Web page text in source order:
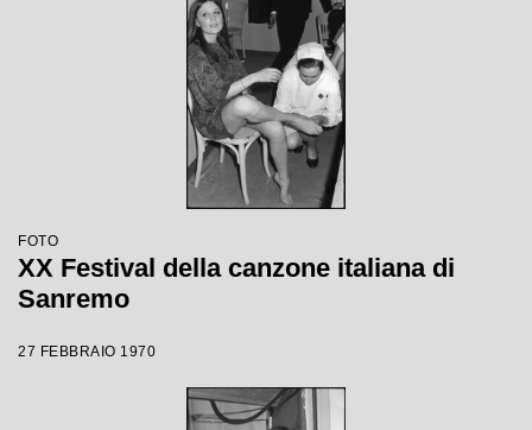
FOTO
XX Festival della canzone italiana di
Sanremo
27 FEBBRAIO 1970